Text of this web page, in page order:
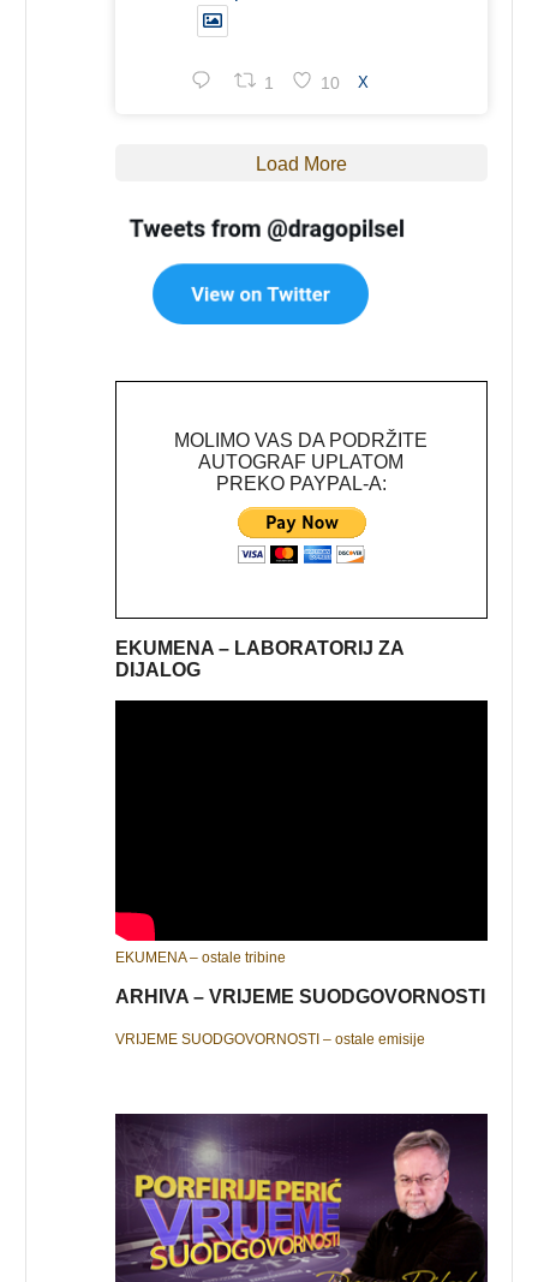
1 10 X
Load More
MOLIMO VAS DA PODRŽITE
AUTOGRAF UPLATOM
PREKO PAYPAL-A:
EKUMENA – LABORATORIJ ZA
DIJALOG
EKUMENA – ostale tribine
ARHIVA – VRIJEME SUODGOVORNOSTI
VRIJEME SUODGOVORNOSTI – ostale emisije